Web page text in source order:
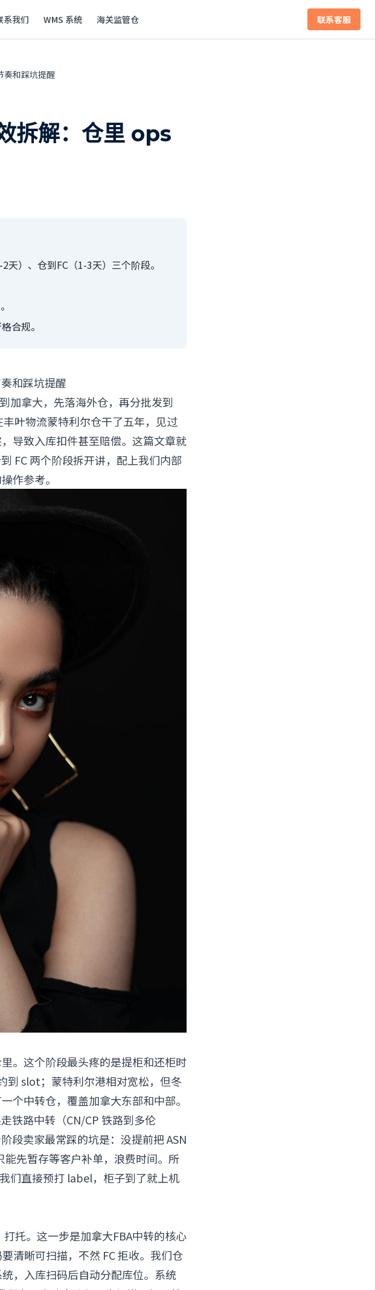
系我们 WMS 系统 海关监管仓 联系客服
奏和踩坑提醒
拆解：仓里 ops
）、仓到FC（1-3天）三个阶段。
合规。
和踩坑提醒
加拿大，先落海外仓，再分批发到
叶物流蒙特利尔仓干了五年，见过
导致入库扣件甚至赔偿。这篇文章就
FC 两个阶段拆开讲，配上我们内部
作参考。
。这个阶段最头疼的是提柜和还柜时
到 slot；蒙特利尔港相对宽松，但冬
个中转仓，覆盖加拿大东部和中部。
铁路中转（CN/CP 铁路到多伦
段卖家最常踩的坑是：没提前把 ASN
先暂存等客户补单，浪费时间。所
们直接预打 label，柜子到了就上机
托。这一步是加拿大FBA中转的核心
清晰可扫描，不然 FC 拒收。我们仓
，入库扫码后自动分配库位。系统